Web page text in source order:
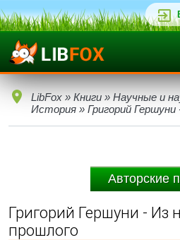
LibFox » Книги » Научные и
История » Григорий
Авторские
Григорий Гершуни - Из
прошлого